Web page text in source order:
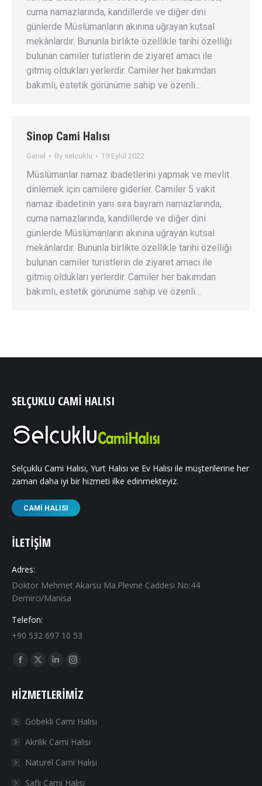
cuma namazlarında, kandillerde ve diğer dini
günlerde Müslümanların akınına uğrayan kutsal
mekânlardır. Bununla birlikte özellikle tarihi özelliği
bulunan camiler turistlerin de ziyaret amacı ile
gitmiş oldukları yerlerdir. Camiler her bakımdan
bakımlı, estetik görünüme sahip ve özenli…
Sinop Cami Halısı
Genel By selcuklu 19 Eylül 2022
Müslümanlar namaz ibadetlerini yapmak ve mevlit
dinlemek için camilere giderler. Camiler 5 vakit
namaz ibadetinin yanı sıra bayram namazlarında,
cuma namazlarında, kandillerde ve diğer dini
günlerde Müslümanların akınına uğrayan kutsal
mekânlardır. Bununla birlikte özellikle tarihi özelliği
bulunan camiler turistlerin de ziyaret amacı ile
gitmiş oldukları yerlerdir. Camiler her bakımdan
bakımlı, estetik görünüme sahip ve özenli…
SELÇUKLU CAMI HALISI
Selçuklu Cami Halısı, Yurt Halısı ve Ev Halısı ile müşterilerine her
zaman daha iyi bir hizmeti ilke edinmekteyiz.
CAMI HALISI
İLETIŞIM
Adres:
Doktor Mehmet Akarsu Ma.Plevne Caddesi No:44
Demirci/Manisa
Telefon:
+90 532 697 10 53
Find us on:
Facebook
opens
new
window
X
opens
new
window
Linkedin
opens
new
window
Instagram
opens
new
window
HIZMETLERIMIZ
Göbekli Cami Halısı
Akrilik Cami Halısı
Naturel Cami Halısı
Saflı Cami Halısı